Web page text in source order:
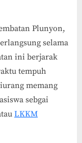
Plunyon,
selama
ini berjarak
tempuh
memang
sebgai
LKKM